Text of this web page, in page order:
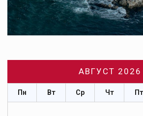
АВГУСТ 2026
Пн Вт Ср Чт Пт